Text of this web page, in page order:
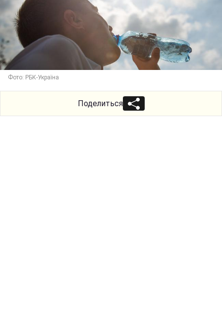
Фото: РБК-Україна
Поделиться